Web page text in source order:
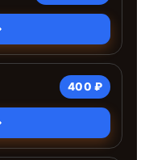
400 ₽